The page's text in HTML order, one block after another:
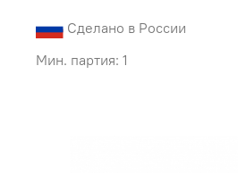
Сделано в России
Мин. партия: 1